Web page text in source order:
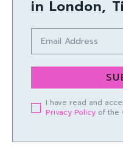
in London,
I have read and
Privacy Policy of the